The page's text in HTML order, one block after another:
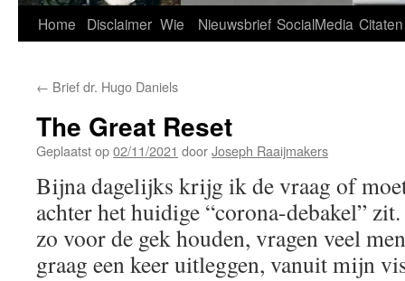
Home Disclaimer Wie Nieuwsbrief SocialMedia Citaten
← Brief dr. Hugo Daniels
The Great Reset
Geplaatst op02/11/2021 doorJoseph Raaijmakers
Bijna dagelijks krijg ik de vraag of
achter het huidige “corona-debakel”
zo voor de gek houden, vragen veel
graag een keer uitleggen, vanuit mijn